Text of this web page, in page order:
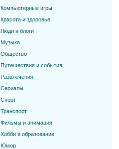
Компьютерные игры
Красота и здоровье
Люди и блоги
Музыка
Общество
Путешествия и события
Развлечения
Сериалы
Спорт
Транспорт
Фильмы и анимация
Хобби и образование
Юмор